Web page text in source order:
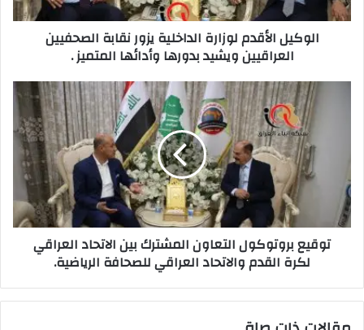
ويشيد
الوكيل الأقدم لوزارة الداخلية يزور نقابة الصحفيين
العراقيين ويشيد بدورها وأدائها المتميز .
بروتوكول
العراقي
لكرة
القدم
والاتحادتوقيع بروتوكول التعاون المشترك بين الاتحاد العراقي
لكرة القدم والاتحاد العراقي للصحافة الرياضية.